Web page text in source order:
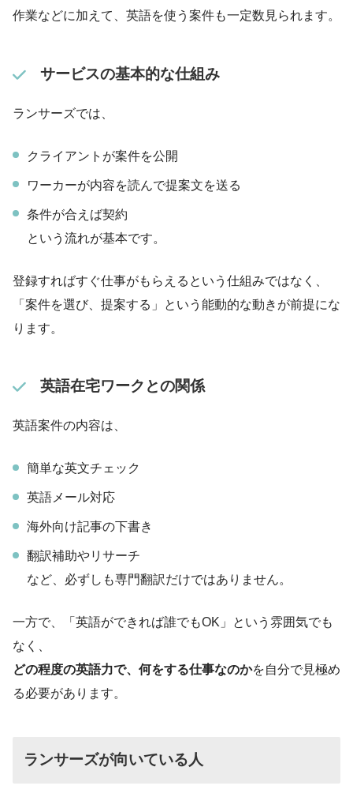
作業などに加えて、英語を使う案件も一定数見られます。
サービスの基本的な仕組み
ランサーズでは、
クライアントが案件を公開
ワーカーが内容を読んで提案文を送る
条件が合えば契約
という流れが基本です。
登録すればすぐ仕事がもらえるという仕組みではなく、
「案件を選び、提案する」という能動的な動きが前提にな
ります。
英語在宅ワークとの関係
英語案件の内容は、
簡単な英文チェック
英語メール対応
海外向け記事の下書き
翻訳補助やリサーチ
など、必ずしも専門翻訳だけではありません。
一方で、「英語ができれば誰でもOK」という雰囲気でも
なく、
どの程度の英語力で、何をする仕事なのかを自分で見極め
る必要があります。
ランサーズが向いている人